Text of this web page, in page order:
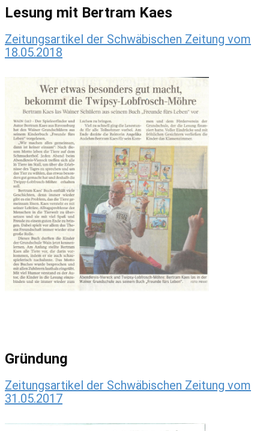
Lesung mit Bertram Kaes
Zeitungsartikel der Schwäbischen Zeitung vom
18.05.2018
Gründung
Zeitungsartikel der Schwäbischen Zeitung vom
31.05.2017